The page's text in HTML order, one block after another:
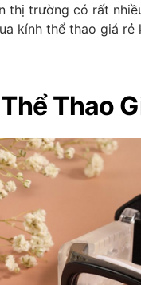
thị trường có rất
kính thể thao giá
Thao